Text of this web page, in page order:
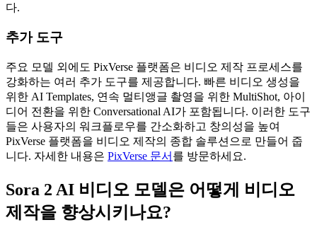
다.
추가 도구
주요 모델 외에도 PixVerse 플랫폼은 비디오 제작 프로세스를
강화하는 여러 추가 도구를 제공합니다. 빠른 비디오 생성을
위한 AI Templates, 연속 멀티앵글 촬영을 위한 MultiShot, 아이
디어 전환을 위한 Conversational AI가 포함됩니다. 이러한 도구
들은 사용자의 워크플로우를 간소화하고 창의성을 높여
PixVerse 플랫폼을 비디오 제작의 종합 솔루션으로 만들어 줍
니다. 자세한 내용은 PixVerse 문서 를 방문하세요.
Sora 2 AI 비디오 모델은 어떻게 비디오
제작을 향상시키나요?